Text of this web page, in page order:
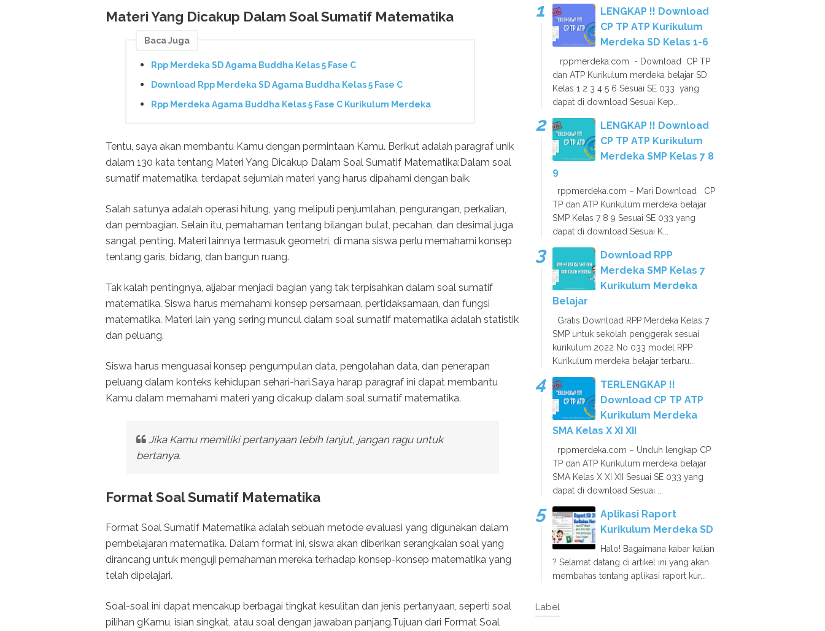
Materi Yang Dicakup Dalam Soal Sumatif Matematika
Baca Juga
Rpp Merdeka SD Agama Buddha Kelas 5 Fase C
Download Rpp Merdeka SD Agama Buddha Kelas 5 Fase C
Rpp Merdeka Agama Buddha Kelas 5 Fase C Kurikulum Merdeka
Tentu, saya akan membantu Kamu dengan permintaan Kamu. Berikut adalah paragraf unik
dalam 130 kata tentang Materi Yang Dicakup Dalam Soal Sumatif Matematika:Dalam soal
sumatif matematika, terdapat sejumlah materi yang harus dipahami dengan baik.
Salah satunya adalah operasi hitung, yang meliputi penjumlahan, pengurangan, perkalian,
dan pembagian. Selain itu, pemahaman tentang bilangan bulat, pecahan, dan desimal juga
sangat penting. Materi lainnya termasuk geometri, di mana siswa perlu memahami konsep
tentang garis, bidang, dan bangun ruang.
Tak kalah pentingnya, aljabar menjadi bagian yang tak terpisahkan dalam soal sumatif
matematika. Siswa harus memahami konsep persamaan, pertidaksamaan, dan fungsi
matematika. Materi lain yang sering muncul dalam soal sumatif matematika adalah statistik
dan peluang.
Siswa harus menguasai konsep pengumpulan data, pengolahan data, dan penerapan
peluang dalam konteks kehidupan sehari-hari.Saya harap paragraf ini dapat membantu
Kamu dalam memahami materi yang dicakup dalam soal sumatif matematika.
Jika Kamu memiliki pertanyaan lebih lanjut, jangan ragu untuk
bertanya.
Format Soal Sumatif Matematika
Format Soal Sumatif Matematika adalah sebuah metode evaluasi yang digunakan dalam
pembelajaran matematika. Dalam format ini, siswa akan diberikan serangkaian soal yang
dirancang untuk menguji pemahaman mereka terhadap konsep-konsep matematika yang
telah dipelajari.
Soal-soal ini dapat mencakup berbagai tingkat kesulitan dan jenis pertanyaan, seperti soal
pilihan gKamu, isian singkat, atau soal dengan jawaban panjang.Tujuan dari Format Soal
LENGKAP !! Download
CP TP ATP Kurikulum
Merdeka SD Kelas 1-6
rppmerdeka.com - Download CP TP
dan ATP Kurikulum merdeka belajar SD
Kelas 1 2 3 4 5 6 Sesuai SE 033 yang
dapat di download Sesuai Kep...
LENGKAP !! Download
CP TP ATP Kurikulum
Merdeka SMP Kelas 7 8
9
rppmerdeka.com – Mari Download CP
TP dan ATP Kurikulum merdeka belajar
SMP Kelas 7 8 9 Sesuai SE 033 yang
dapat di download Sesuai K...
Download RPP
Merdeka SMP Kelas 7
Kurikulum Merdeka
Belajar
Gratis Download RPP Merdeka Kelas 7
SMP untuk sekolah penggerak sesuai
kurikulum 2022 No 033 model RPP
Kurikulum merdeka belajar terbaru...
TERLENGKAP !!
Download CP TP ATP
Kurikulum Merdeka
SMA Kelas X XI XII
rppmerdeka.com – Unduh lengkap CP
TP dan ATP Kurikulum merdeka belajar
SMA Kelas X XI XII Sesuai SE 033 yang
dapat di download Sesuai ...
Aplikasi Raport
Kurikulum Merdeka SD
Halo! Bagaimana kabar kalian
? Selamat datang di artikel ini yang akan
membahas tentang aplikasi raport kur...
Label